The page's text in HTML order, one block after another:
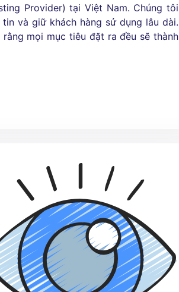
Provider) tại Việt Nam. Chúng tôi
và giữ khách hàng sử dụng lâu dài.
mọi mục tiêu đặt ra đều sẽ thành